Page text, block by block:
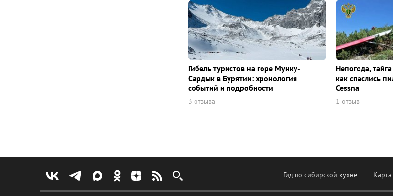
Гибель туристов на горе Мунку-
Сардык в Бурятии: хронология
событий и подробности
3 отзыва
Непогода,
как спаслись
Cessna
1 отзыв
Гид по сибирской кухне